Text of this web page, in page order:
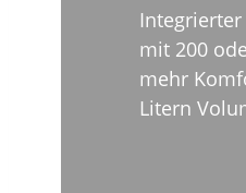
mit 200
mehr
Litern